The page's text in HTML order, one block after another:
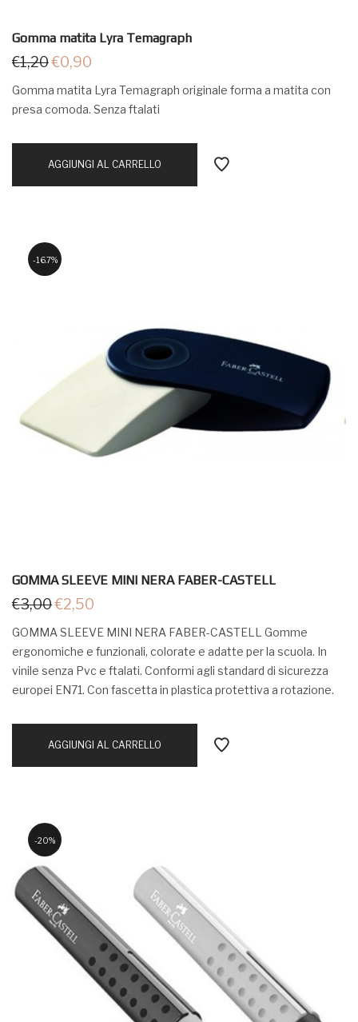
Gomma matita Lyra Temagraph
€1,20€0,90
Gomma matita Lyra Temagraph originale forma a matita con
presa comoda. Senza ftalati
AGGIUNGI AL CARRELLO
16.7%
GOMMA SLEEVE MINI NERA FABER-CASTELL
€3,00€2,50
GOMMA SLEEVE MINI NERA FABER-CASTELL Gomme
ergonomiche e funzionali, colorate e adatte per la scuola. In
vinile senza Pvc e ftalati. Conformi agli standard di sicurezza
europei EN71. Con fascetta in plastica protettiva a rotazione.
AGGIUNGI AL CARRELLO
20%